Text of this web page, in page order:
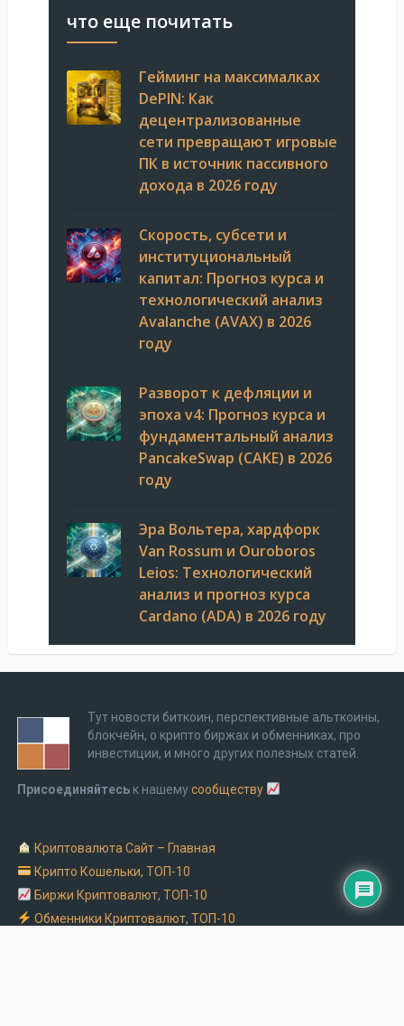
что еще почитать
Гейминг на максималках
DePIN: Как
децентрализованные
сети превращают игровые
ПК в источник пассивного
дохода в 2026 году
Скорость, субсети и
институциональный
капитал: Прогноз курса и
технологический анализ
Avalanche (AVAX) в 2026
году
Разворот к дефляции и
эпоха v4: Прогноз курса и
фундаментальный анализ
PancakeSwap (CAKE) в 2026
году
Эра Вольтера, хардфорк
Van Rossum и Ouroboros
Leios: Технологический
анализ и прогноз курса
Cardano (ADA) в 2026 году
Тут новости биткоин, перспективные альткоины,
блокчейн, о крипто биржах и обменниках, про
инвестиции, и много других полезных статей.
Присоединяйтесь к нашемусообществу
Криптовалюта Cайт – Главная
Крипто Кошельки, ТОП-10
Биржи Криптовалют, ТОП-10
Обменники Криптовалют, ТОП-10